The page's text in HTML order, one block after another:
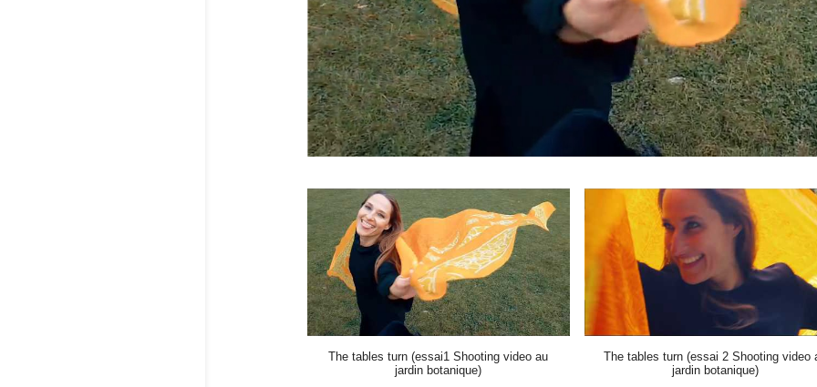
The tables turn (essai1 Shooting video au
jardin botanique)
The tables turn (essai 2 Shooting video
jardin botanique)